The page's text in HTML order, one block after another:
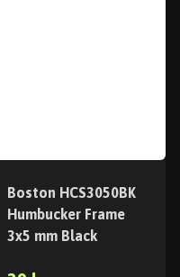
Boston HCS3050BK
Humbucker Frame
3x5 mm Black